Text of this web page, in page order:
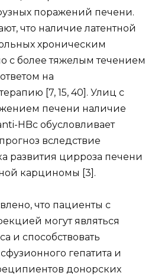
поражений печени.
что наличие латентной
хроническим
с более тяжелым течением
на
[7, 15, 40]. Улиц с
печени наличие
HBc обусловливает
вследствие
развития цирроза печени
карциномы [3].
что пациенты с
могут являться
и способствовать
гепатита и
донорских